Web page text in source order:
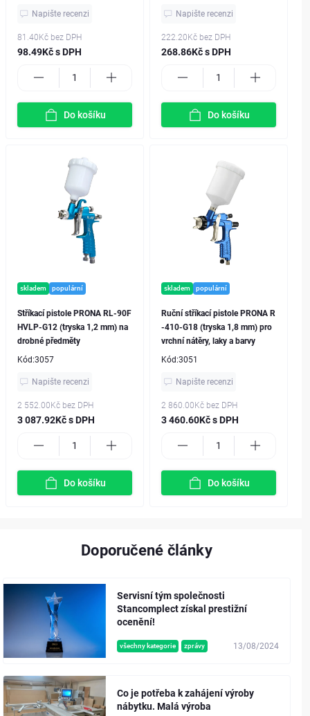
Napište recenzi
81.40Kč bez DPH
98.49Kč s DPH
Do košíku
Napište recenzi
222.20Kč bez DPH
268.86Kč s DPH
Do košíku
skladem populární
Stříkací pistole PRONA RL-90F
HVLP-G12 (tryska 1,2 mm) na
drobné předměty
Kód:3057
Napište recenzi
2 552.00Kč bez DPH
3 087.92Kč s DPH
Do košíku
skladem populární
Ruční stříkací pistole PRONA R
-410-G18 (tryska 1,8 mm) pro
vrchní nátěry, laky a barvy
Kód:3051
Napište recenzi
2 860.00Kč bez DPH
3 460.60Kč s DPH
Do košíku
Doporučené články
všechny kategorie zprávy 13/08/2024
Servisní tým společnosti
Stancomplect získal prestižní
ocenění!
Co je potřeba k zahájení výroby
nábytku. Malá výroba